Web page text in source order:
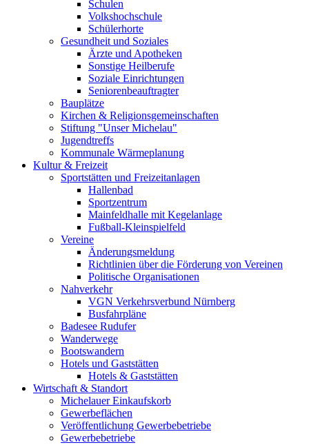
Schulen
Volkshochschule
Schülerhorte
Gesundheit und Soziales
Ärzte und Apotheken
Sonstige Heilberufe
Soziale Einrichtungen
Seniorenbeauftragter
Bauplätze
Kirchen & Religionsgemeinschaften
Stiftung "Unser Michelau"
Jugendtreffs
Kommunale Wärmeplanung
Kultur & Freizeit
Sportstätten und Freizeitanlagen
Hallenbad
Sportzentrum
Mainfeldhalle mit Kegelanlage
Fußball-Kleinspielfeld
Vereine
Änderungsmeldung
Richtlinien über die Förderung von Vereinen
Politische Organisationen
Nahverkehr
VGN Verkehrsverbund Nürnberg
Busfahrpläne
Badesee Rudufer
Wanderwege
Bootswandern
Hotels und Gaststätten
Hotels & Gaststätten
Wirtschaft & Standort
Michelauer Einkaufskorb
Gewerbeflächen
Veröffentlichung Gewerbebetriebe
Gewerbebetriebe